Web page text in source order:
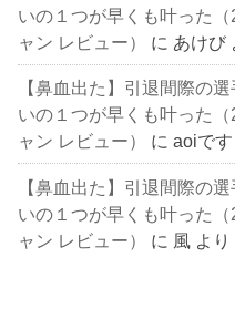
いの１つが早くも叶った
ャン レビュー）
に あけび
【鼻血出た】引退間際の
いの１つが早くも叶った
ャン レビュー）
にaoiです
【鼻血出た】引退間際の
いの１つが早くも叶った
ャン レビュー）
に 風 より